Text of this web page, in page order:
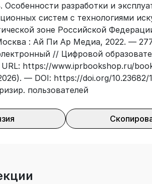
Она будет полезна также и для
учебных заведений,
т.ч. 24.05.06 «Системы управления
«Эксплуатация беспилотных
соответствует программам
дисциплин. Особая аудитория
заказчиков услуг с
разработки и
систем с технологиями
зоне Российской
: Ай Пи Ар Медиа, 2022. —
// Цифровой
https://www.iprbookshop.ru/
— DOI: https://doi.org/
пользователей